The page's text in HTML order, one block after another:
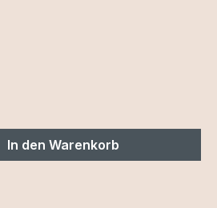
gewünschten Wert
In den Warenkorb